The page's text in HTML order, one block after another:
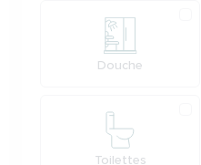
Douche
Toilettes